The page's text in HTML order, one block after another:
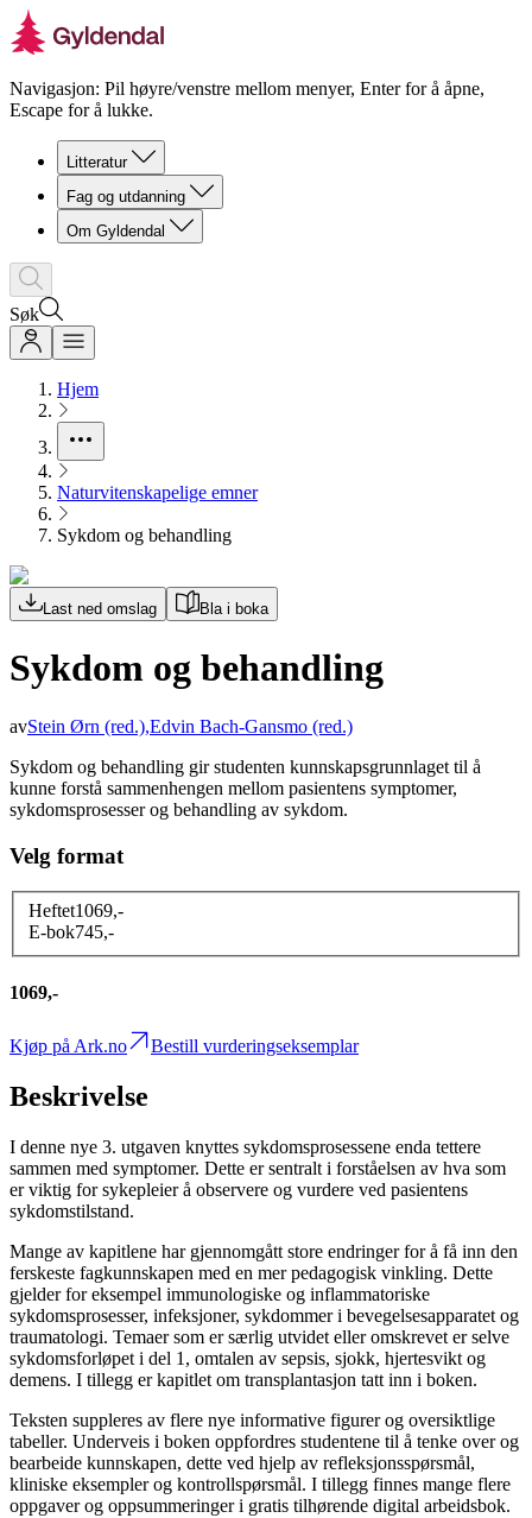
Navigasjon: Pil høyre/venstre mellom menyer, Enter for å åpne,
Escape for å lukke.
Litteratur
Fag og utdanning
Om Gyldendal
Søk
Hjem
Naturvitenskapelige emner
Sykdom og behandling
Last ned omslag Bla i boka
Sykdom og behandling
avStein Ørn (red.),Edvin Bach-Gansmo (red.)
Sykdom og behandling gir studenten kunnskapsgrunnlaget til å
kunne forstå sammenhengen mellom pasientens symptomer,
sykdomsprosesser og behandling av sykdom.
Velg format
Heftet1069,-
E-bok745,-
1069,-
Kjøp på Ark.no Bestill vurderingseksemplar
Beskrivelse
I denne nye 3. utgaven knyttes sykdomsprosessene enda tettere
sammen med symptomer. Dette er sentralt i forståelsen av hva som
er viktig for sykepleier å observere og vurdere ved pasientens
sykdomstilstand.
Mange av kapitlene har gjennomgått store endringer for å få inn den
ferskeste fagkunnskapen med en mer pedagogisk vinkling. Dette
gjelder for eksempel immunologiske og inflammatoriske
sykdomsprosesser, infeksjoner, sykdommer i bevegelsesapparatet og
traumatologi. Temaer som er særlig utvidet eller omskrevet er selve
sykdomsforløpet i del 1, omtalen av sepsis, sjokk, hjertesvikt og
demens. I tillegg er kapitlet om transplantasjon tatt inn i boken.
Teksten suppleres av flere nye informative figurer og oversiktlige
tabeller. Underveis i boken oppfordres studentene til å tenke over og
bearbeide kunnskapen, dette ved hjelp av refleksjonsspørsmål,
kliniske eksempler og kontrollspørsmål. I tillegg finnes mange flere
oppgaver og oppsummeringer i gratis tilhørende digital arbeidsbok.